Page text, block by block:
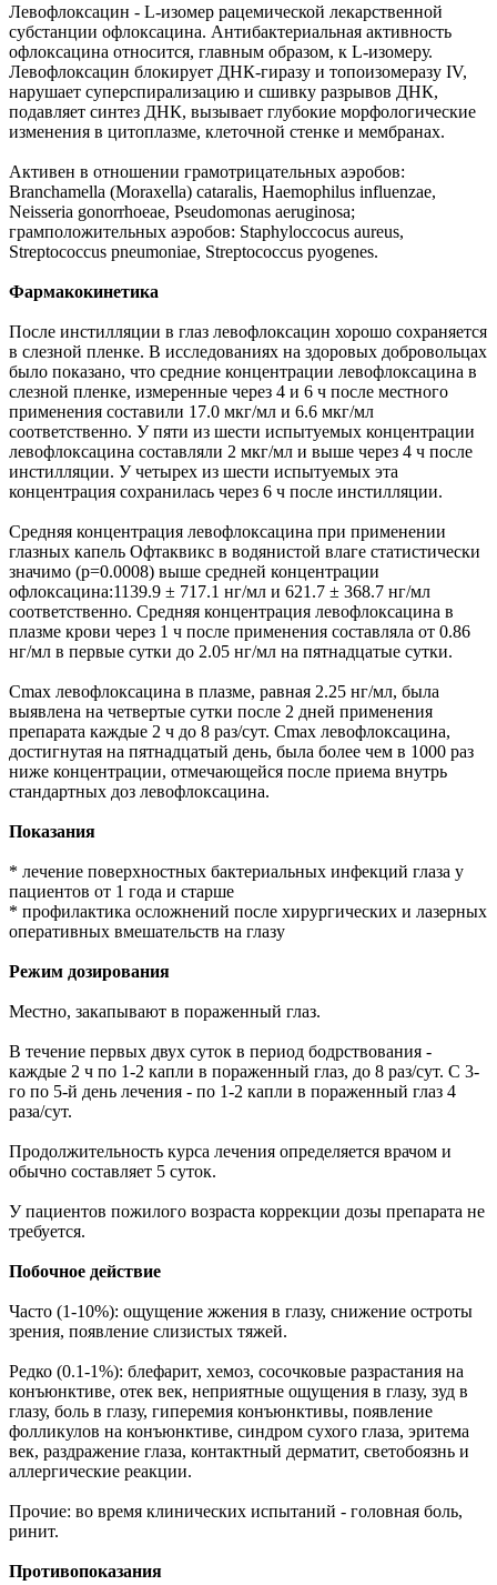
Левофлоксацин - L-изомер рацемической лекарственной
субстанции офлоксацина. Антибактериальная активность
офлоксацина относится, главным образом, к L-изомеру.
Левофлоксацин блокирует ДНК-гиразу и топоизомеразу IV,
нарушает суперспирализацию и сшивку разрывов ДНК,
подавляет синтез ДНК, вызывает глубокие морфологические
изменения в цитоплазме, клеточной стенке и мембранах.
Активен в отношении грамотрицательных аэробов:
Branchamella (Moraxella) cataralis, Haemophilus influenzae,
Neisseria gonorrhoeae, Pseudomonas aeruginosa;
грамположительных аэробов: Staphyloccocus aureus,
Streptococcus pneumoniae, Streptococcus pyogenes.
Фармакокинетика
После инстилляции в глаз левофлоксацин хорошо сохраняется
в слезной пленке. В исследованиях на здоровых добровольцах
было показано, что средние концентрации левофлоксацина в
слезной пленке, измеренные через 4 и 6 ч после местного
применения составили 17.0 мкг/мл и 6.6 мкг/мл
соответственно. У пяти из шести испытуемых концентрации
левофлоксацина составляли 2 мкг/мл и выше через 4 ч после
инстилляции. У четырех из шести испытуемых эта
концентрация сохранилась через 6 ч после инстилляции.
Средняя концентрация левофлоксацина при применении
глазных капель Офтаквикс в водянистой влаге статистически
значимо (р=0.0008) выше средней концентрации
офлоксацина:1139.9 ± 717.1 нг/мл и 621.7 ± 368.7 нг/мл
соответственно. Средняя концентрация левофлоксацина в
плазме крови через 1 ч после применения составляла от 0.86
нг/мл в первые сутки до 2.05 нг/мл на пятнадцатые сутки.
Cmax левофлоксацина в плазме, равная 2.25 нг/мл, была
выявлена на четвертые сутки после 2 дней применения
препарата каждые 2 ч до 8 раз/сут. Cmax левофлоксацина,
достигнутая на пятнадцатый день, была более чем в 1000 раз
ниже концентрации, отмечающейся после приема внутрь
стандартных доз левофлоксацина.
Показания
* лечение поверхностных бактериальных инфекций глаза у
пациентов от 1 года и старше
* профилактика осложнений после хирургических и лазерных
оперативных вмешательств на глазу
Режим дозирования
Местно, закапывают в пораженный глаз.
В течение первых двух суток в период бодрствования -
каждые 2 ч по 1-2 капли в пораженный глаз, до 8 раз/сут. С 3-
го по 5-й день лечения - по 1-2 капли в пораженный глаз 4
раза/сут.
Продолжительность курса лечения определяется врачом и
обычно составляет 5 суток.
У пациентов пожилого возраста коррекции дозы препарата не
требуется.
Побочное действие
Часто (1-10%): ощущение жжения в глазу, снижение остроты
зрения, появление слизистых тяжей.
Редко (0.1-1%): блефарит, хемоз, сосочковые разрастания на
конъюнктиве, отек век, неприятные ощущения в глазу, зуд в
глазу, боль в глазу, гиперемия конъюнктивы, появление
фолликулов на конъюнктиве, синдром сухого глаза, эритема
век, раздражение глаза, контактный дерматит, светобоязнь и
аллергические реакции.
Прочие: во время клинических испытаний - головная боль,
ринит.
Противопоказания